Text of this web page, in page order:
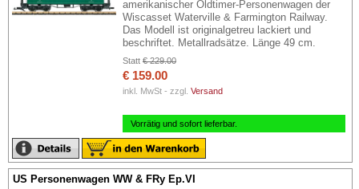
amerikanischer Oldtimer-Personenwagen der
Wiscasset Waterville & Farmington Railway.
Das Modell ist originalgetreu lackiert und
beschriftet. Metallradsätze. Länge 49 cm.
Statt € 229.00
€ 159.00
inkl. MwSt - zzgl. Versand
Vorrätig und sofort lieferbar.
US Personenwagen WW & FRy Ep.VI